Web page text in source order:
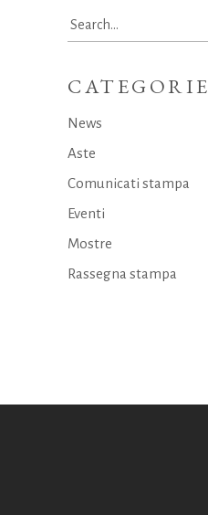
Search
for:
CATEGORIE
News
Aste
Comunicati stampa
Eventi
Mostre
Rassegna stampa